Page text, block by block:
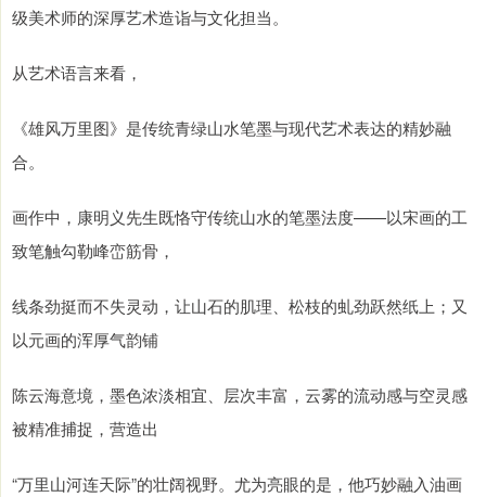
级美术师的深厚艺术造诣与文化担当。
从艺术语言来看，
《雄风万里图》是传统青绿山水笔墨与现代艺术表达的精妙融
合。
画作中，康明义先生既恪守传统山水的笔墨法度——以宋画的工
致笔触勾勒峰峦筋骨，
线条劲挺而不失灵动，让山石的肌理、松枝的虬劲跃然纸上；又
以元画的浑厚气韵铺
陈云海意境，墨色浓淡相宜、层次丰富，云雾的流动感与空灵感
被精准捕捉，营造出
“万里山河连天际”的壮阔视野。尤为亮眼的是，他巧妙融入油画